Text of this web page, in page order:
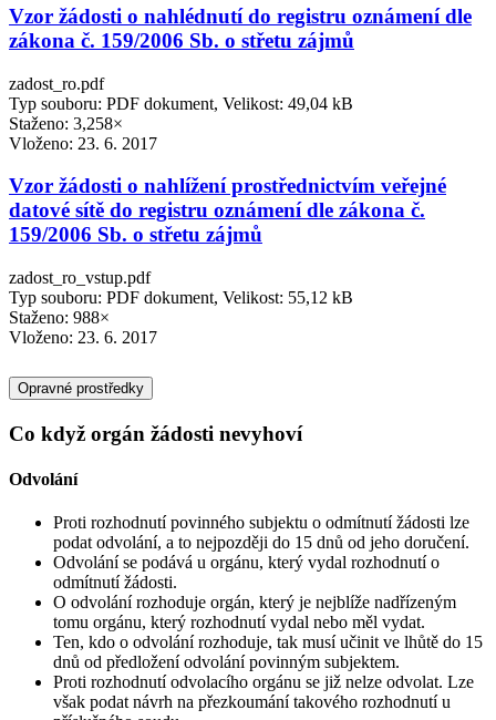
Vzor žádosti o nahlédnutí do registru oznámení dle
zákona č. 159/2006 Sb. o střetu zájmů
zadost_ro.pdf
Typ souboru: PDF dokument, Velikost: 49,04 kB
Staženo: 3,258×
Vloženo: 23. 6. 2017
Vzor žádosti o nahlížení prostřednictvím veřejné
datové sítě do registru oznámení dle zákona č.
159/2006 Sb. o střetu zájmů
zadost_ro_vstup.pdf
Typ souboru: PDF dokument, Velikost: 55,12 kB
Staženo: 988×
Vloženo: 23. 6. 2017
Opravné prostředky
Co když orgán žádosti nevyhoví
Odvolání
Proti rozhodnutí povinného subjektu o odmítnutí žádosti lze
podat odvolání, a to nejpozději do 15 dnů od jeho doručení.
Odvolání se podává u orgánu, který vydal rozhodnutí o
odmítnutí žádosti.
O odvolání rozhoduje orgán, který je nejblíže nadřízeným
tomu orgánu, který rozhodnutí vydal nebo měl vydat.
Ten, kdo o odvolání rozhoduje, tak musí učinit ve lhůtě do 15
dnů od předložení odvolání povinným subjektem.
Proti rozhodnutí odvolacího orgánu se již nelze odvolat. Lze
však podat návrh na přezkoumání takového rozhodnutí u